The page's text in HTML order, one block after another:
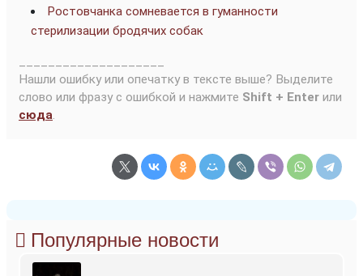
Ростовчанка сомневается в гуманности
стерилизации бродячих собак
Нашли ошибку или опечатку в тексте выше? Выделите
слово или фразу с ошибкой и нажмите Shift + Enter или
сюда.
Популярные новости